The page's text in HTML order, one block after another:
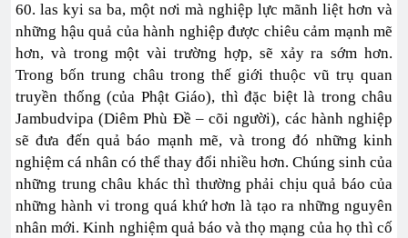
60. las kyi sa ba, một nơi mà nghiệp lực mãnh liệt hơn và
những hậu quả của hành nghiệp được chiêu cảm mạnh mẽ
hơn, và trong một vài trường hợp, sẽ xảy ra sớm hơn.
Trong bốn trung châu trong thế giới thuộc vũ trụ quan
truyền thống (của Phật Giáo), thì đặc biệt là trong châu
Jambudvipa (Diêm Phù Đề – cõi người), các hành nghiệp
sẽ đưa đến quả báo mạnh mẽ, và trong đó những kinh
nghiệm cá nhân có thể thay đổi nhiều hơn. Chúng sinh của
những trung châu khác thì thường phải chịu quả báo của
những hành vi trong quá khứ hơn là tạo ra những nguyên
nhân mới. Kinh nghiệm quả báo và thọ mạng của họ thì cố